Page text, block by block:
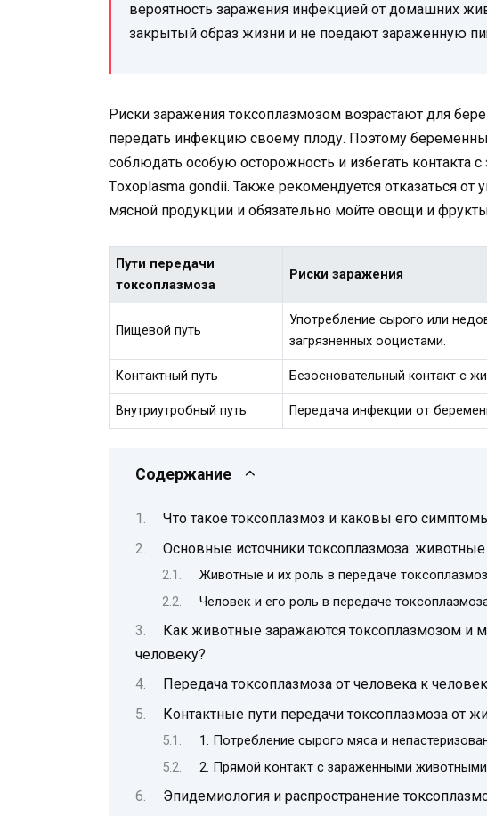
вероятность заражения инфекцией от домашних
закрытый образ жизни и не поедают зараженную
Риски заражения токсоплазмозом возрастают для
передать инфекцию своему плоду. Поэтому
соблюдать особую осторожность и избегать контакта
Тoxoplasma gondii. Также рекомендуется отказаться
мясной продукции и обязательно мойте овощи и
Пути передачи
токсоплазмоза
Риски заражения
Пищевой путь
Употребление сырого или
загрязненных ооцистами.
Контактный путь Безосновательный контакт с
Внутриутробный путь Передача инфекции от
Содержание
Что такое токсоплазмоз и каковы его
Основные источники токсоплазмоза:
Животные и их роль в передаче
Человек и его роль в передаче
Как животные заражаются токсоплазмозом и
человеку?
Передача токсоплазмоза от человека к
Контактные пути передачи токсоплазмоза от
1. Потребление сырого мяса и
2. Прямой контакт с зараженными
Эпидемиология и распространение